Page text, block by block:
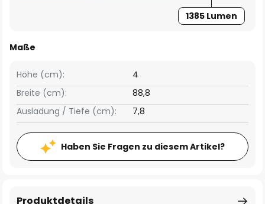
1385 Lumen
Maße
Breite (cm): 88,8
Höhe (cm): 4
Ausladung / Tiefe (cm): 7,8
Haben Sie Fragen zu diesem Artikel?
Produktdetails